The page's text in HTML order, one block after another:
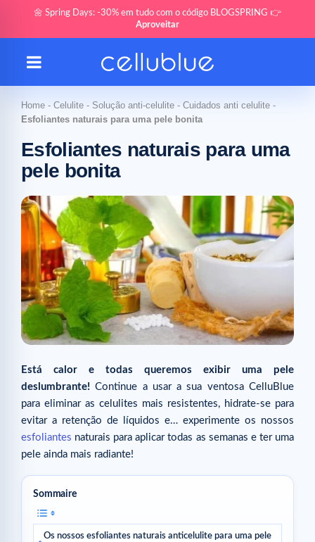
🌼 Spring Days: -30% em tudo com o código BLOGSPRING 👉
Aproveitar
Home - Celulite - Solução anti-celulite - Cuidados anti celulite -
Esfoliantes naturais para uma pele bonita
Esfoliantes naturais para uma
pele bonita
Está calor e todas queremos exibir uma pele
deslumbrante! Continue a usar a sua ventosa CelluBlue
para eliminar as celulites mais resistentes, hidrate-se para
evitar a retenção de líquidos e… experimente os nossos
esfoliantes naturais para aplicar todas as semanas e ter uma
pele ainda mais radiante!
Sommaire
Os nossos esfoliantes naturais anticelulite para uma pele